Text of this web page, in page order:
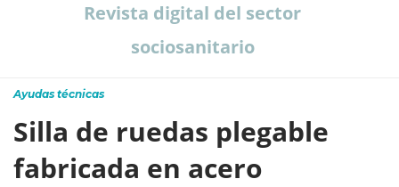
Revista digital del sector
sociosanitario
Ayudas técnicas
Silla de ruedas plegable
fabricada en acero